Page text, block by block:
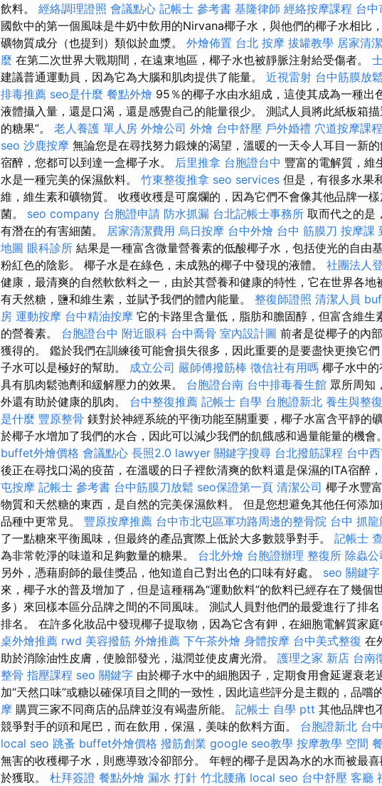
飲料。 經絡調理證照 會議點心 記帳士 參考書 基隆律師 經絡按摩課程 台中
國飲中的第一個風味是牛奶中飲用的Nirvana椰子水，與他們的椰子水相比
礦物質成分（也提到）類似於血漿。 外燴佈置 台北 按摩 拔罐教學 居家清潔
麼 在第二次世界大戰期間，在遠東地區，椰子水也被靜脈注射給受傷者。
建議普通運動員，因為它為大腦和肌肉提供了能量。 近視雷射 台中筋膜放
排毒推薦 seo是什麼 餐點外燴 95％的椰子水由水組成，這使其成為一種出
液體攝入量，還是口渴，還是感覺自己的能量很少。 測試人員將此紙板箱描
的糖果”。 老人養護 單人房 外燴公司 外燴 台中舒壓 戶外婚禮 穴道按摩課程
seo 沙鹿按摩 無論您是在尋找努力鍛煉的渴望，溫暖的一天令人耳目一新
宿醉，您都可以到達一盒椰子水。 后里推拿 台胞證台中 豐富的電解質，維
水是一種完美的保濕飲料。 竹東整復推拿 seo services 但是，有很多水果
維，維生素和礦物質。 收穫收穫是可腐爛的，因為它們不會像其他品牌一
菌。 seo company 台胞證申請 防水抓漏 台北記帳士事務所 取而代之的是
有潛在的有害細菌。 居家清潔費用 烏日按摩 台中外燴 台中 筋膜刀 按摩課
地圖 眼科診所 結果是一種富含微量營養素的低酸椰子水，包括使光的自由
粉紅色的陰影。 椰子水是在綠色，未成熟的椰子中發現的液體。 社團法人
健康，最清爽的自然軟飲料之一，由於其營養和健康的特性，它在世界各地
有天然糖，鹽和維生素，並賦予我們的體內能量。 整復師證照 清潔人員
房 運動按摩 台中精油按摩 它的卡路里含量低，脂肪和膽固醇，但富含維生
的營養素。 台胞證台中 附近眼科 台中喬骨 室內設計圖 前者是從椰子的內
獲得的。 鑑於我們在訓練後可能會損失很多，因此重要的是要盡快更換它
子水可以是極好的幫助。 成立公司 嚴師傅撥筋棒 徵信社有用嗎 椰子水中的
具有肌肉鬆弛劑和緩解壓力的效果。 台胞證台南 台中排毒養生館 眾所周知
外還有助於健康的肌肉。 台中整復推薦 記帳士 自學 台胞證新北 養生與整
是什麼 豐原整骨 鎂對於神經系統的平衡功能至關重要，椰子水富含平靜的
於椰子水增加了我們的水合，因此可以減少我們的飢餓感和過量能量的機會
buffet外燴價格 會議點心 長照2.0 lawyer 關鍵字搜尋 台北撥筋課程 台中
後正在尋找口渴的疫苗，在溫暖的日子裡飲清爽的飲料還是保濕的ITA宿醉
屯按摩 記帳士 參考書 台中筋膜刀放鬆 seo保證第一頁 清潔公司 椰子水豐
物質和天然糖的東西，是自然的完美保濕飲料。 但是您想避免其他任何添
品種中更常見。 豐原按摩推薦 台中市北屯區軍功路周邊的整骨院 台中 抓龍
了一點糖來平衡風味，但最終的產品實際上低於大多數競爭對手。 記帳士
為非常乾淨的味道和足夠數量的糖果。 台北外燴 台胞證辦理 整復所 除蟲公
另外，憑藉廚師的最佳獎品，他知道自己對出色的口味有好處。 seo 關鍵字
來，椰子水的普及增加了，但是這種稱為“運動飲料”的飲料已經存在了幾個
多）來回樣本區分品牌之間的不同風味。 測試人員對他們的最愛進行了排
排名。 在許多化妝品中發現椰子提取物，因為它含有鉀，在細胞電解質家
桌外燴推薦 rwd 美容撥筋 外燴推薦 下午茶外燴 身體按摩 台中美式整復 在
助於消除油性皮膚，使臉部發光，滋潤並使皮膚光滑。 護理之家 新店 台南
整骨 指壓課程 seo 關鍵字 由於椰子水中的細胞因子，定期食用會延遲衰老
加“天然口味”或糖以確保項目之間的一致性，因此這些評分是主觀的，品嚐
摩 購買三家不同商店的品牌並沒有竭盡所能。 記帳士 自學 ptt 其他品牌也
競爭對手的頭和尾巴，而在飲用，保濕，美味的飲料方面。 台胞證新北 台
local seo 跳蚤 buffet外燴價格 撥筋創業 google seo教學 按摩教學 空間
無害的收穫椰子水，則應導致冷卻部分。 年輕的椰子是因為水的水而被最
於獲取。 杜拜簽證 餐點外燴 漏水 打針 竹北腰痛 local seo 台中舒壓 客廳